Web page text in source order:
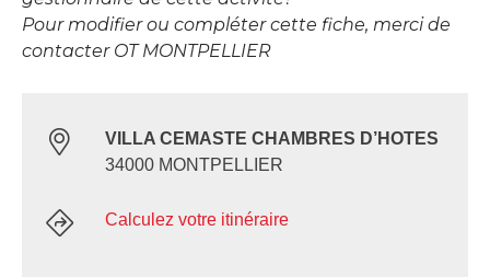
Pour modifier ou compléter cette fiche, merci de
contacter OT MONTPELLIER
VILLA CEMASTE CHAMBRES D’HOTES
34000 MONTPELLIER
Calculez votre itinéraire